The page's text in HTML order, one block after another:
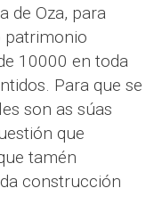
de Oza, para
patrimonio
10000 en toda
Para que se
son as súas
que
tamén
construcción